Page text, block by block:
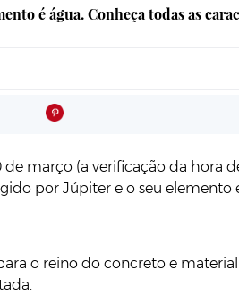
é água. Conheça todas as
de março (a verificação da
por Júpiter e o seu elemento
o reino do concreto e